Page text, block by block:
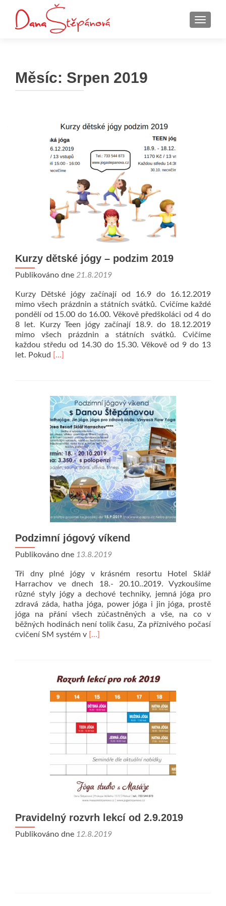
Měsíc: Srpen 2019
Kurzy dětské jógy – podzim 2019
Publikováno dne 21.8.2019
Kurzy Dětské jógy začínají od 16.9 do 16.12.2019
mimo všech prázdnin a státních svátků. Cvičíme každé
pondělí od 15.00 do 16.00. Věkově předškoláci od 4 do
8 let. Kurzy Teen jógy začínají 18.9. do 18.12.2019
mimo všech prázdnin a státních svátků. Cvičíme
každou středu od 14.30 do 15.30. Věkově od 9 do 13
let. Pokud Přečíst
dětské
jógy
–
podzim
2019
[…]
Podzimní jógový víkend
Publikováno dne 13.8.2019
Tři dny plné jógy v krásném resortu Hotel Sklář
Harrachov ve dnech 18.- 20.10..2019. Vyzkoušíme
různé styly jógy a dechové techniky, jemná jóga pro
zdravá záda, hatha jóga, power jóga i jin jóga, prostě
jóga na přání všech zúčastněných a vše, na co v
běžných hodinách není tolik času, Za příznivého počasí
cvičení SM systém v Přečíst
jógový
víkend
[…]
Pravidelný rozvrh lekcí od 2.9.2019
Publikováno dne 12.8.2019